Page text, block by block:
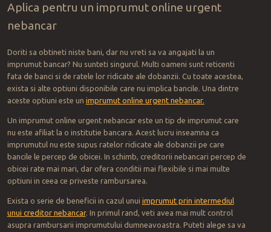
Aplica pentru un imprumut online urgent
nebancar
Doriti sa obtineti niste bani, dar nu vreti sa va angajati la un
imprumut bancar? Nu sunteti singurul. Multi oameni sunt reticenti
fata de banci si de ratele lor ridicate ale dobanzii. Cu toate acestea,
exista si alte optiuni disponibile care nu implica bancile. Una dintre
aceste optiuni este un imprumut online urgent nebancar.
Un imprumut online urgent nebancar este un tip de imprumut care
nu este afiliat la o institutie bancara. Acest lucru inseamna ca
imprumutul nu este supus ratelor ridicate ale dobanzii pe care
bancile le percep de obicei. In schimb, creditorii nebancari percep de
obicei rate mai mari, dar ofera conditii mai flexibile si mai multe
optiuni in ceea ce priveste rambursarea.
Exista o serie de beneficii in cazul unui imprumut prin intermediul
unui creditor nebancar. In primul rand, veti avea mai mult control
asupra rambursarii imprumutului dumneavoastra. Puteti alege sa va